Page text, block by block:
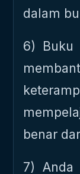
dalam
6) Buku
benar
7) Anda